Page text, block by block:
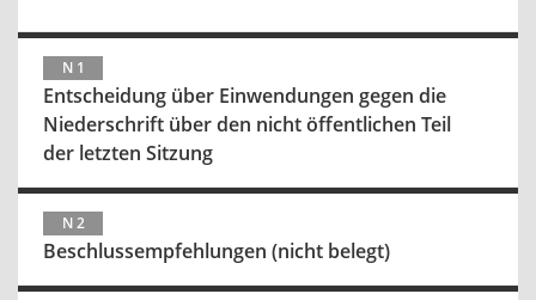
N 1
Entscheidung über Einwendungen gegen die
Niederschrift über den nicht öffentlichen Teil
der letzten Sitzung
N 2
Beschlussempfehlungen (nicht belegt)